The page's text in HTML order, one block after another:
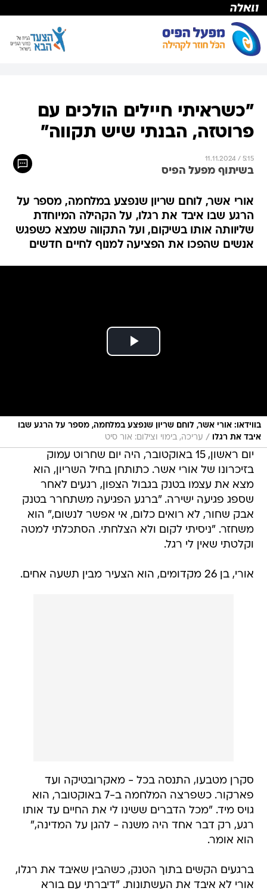
"כשראיתי חיילים הולכים עם
פרוטזה, הבנתי שיש תקווה"
11.11.2024 / 5:15
בשיתוף מפעל הפיס
אורי אשר, לוחם שריון שנפצע במלחמה, מספר על
הרגע שבו איבד את רגלו, על הקהילה המיוחדת
שליוותה אותו בשיקום, ועל התקווה שמצא כשפגש
אנשים שהפכו את הפציעה למנוף לחיים חדשים
בווידאו: אורי אשר, לוחם שריון שנפצע במלחמה, מספר על הרגע שבו
איבד את רגלו
/ עריכה, בימוי וצילום: אור סיט
יום ראשון, 15 באוקטובר, היה יום שחרוט עמוק
בזיכרונו של אורי אשר. כתותחן בחיל השריון, הוא
מצא את עצמו בטנק בגבול הצפון, רגעים לאחר
שספג פגיעה ישירה. "ברגע הפגיעה משתחרר בטנק
אבק שחור, לא רואים כלום, אי אפשר לנשום," הוא
משחזר. "ניסיתי לקום ולא הצלחתי. הסתכלתי למטה
וקלטתי שאין לי רגל.
אורי, בן 26 מקדומים, הוא הצעיר מבין תשעה אחים.
סקרן מטבעו, התנסה בכל - מאקרובטיקה ועד
פארקור. כשפרצה המלחמה ב-7 באוקטובר, הוא
גויס מיד. "מכל הדברים ששינו לי את החיים עד אותו
רגע, רק דבר אחד היה משנה - להגן על המדינה,"
הוא אומר.
ברגעים הקשים בתוך הטנק, כשהבין שאיבד את רגלו,
אורי לא איבד את העשתונות. "דיברתי עם בורא